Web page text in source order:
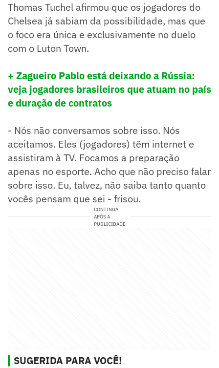
Thomas Tuchel afirmou que os jogadores do
Chelsea já sabiam da possibilidade, mas que
o foco era única e exclusivamente no duelo
com o Luton Town.
+ Zagueiro Pablo está deixando a Rússia:
veja jogadores brasileiros que atuam no país
e duração de contratos
- Nós não conversamos sobre isso. Nós
aceitamos. Eles (jogadores) têm internet e
assistiram à TV. Focamos a preparação
apenas no esporte. Acho que não preciso falar
sobre isso. Eu, talvez, não saiba tanto quanto
vocês pensam que sei - frisou.
CONTINUA
APÓS A
PUBLICIDADE
SUGERIDA PARA VOCÊ!